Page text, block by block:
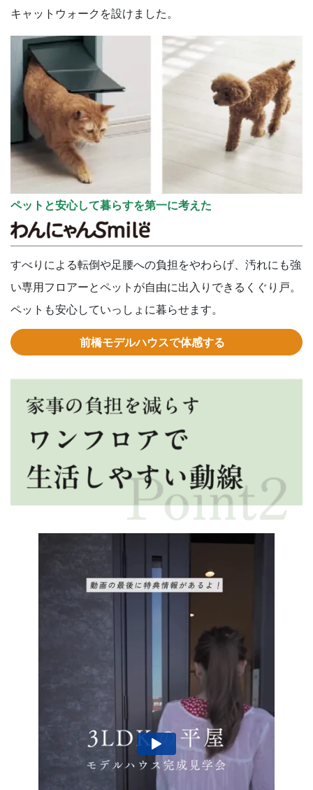
キャットウォークを設けました。
ペットと安心して暮らすを第一に考えた
すべりによる転倒や足腰への負担をやわらげ、汚れにも強
い専用フロアーとペットが自由に出入りできるくぐり戸。
ペットも安心していっしょに暮らせます。
前橋モデルハウスで体感する